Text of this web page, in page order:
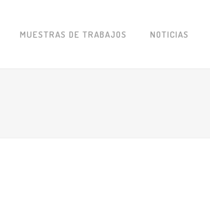
MUESTRAS DE TRABAJOS NOTICIAS